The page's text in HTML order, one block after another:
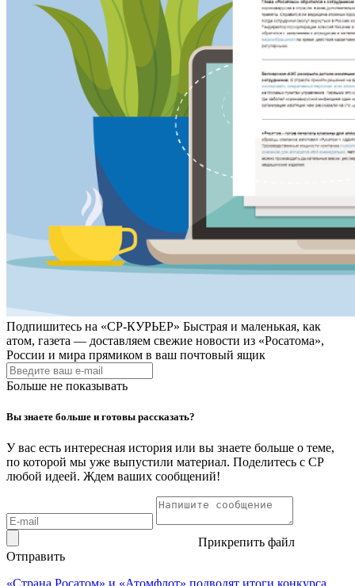
Подпишитесь на «СР-КУРЬЕР» Быстрая и маленькая, как
атом, газета — доставляем свежие новости из «Росатома»,
России и мира прямиком в ваш почтовый ящик
Больше не показывать
Вы знаете больше и готовы рассказать?
У вас есть интересная история или вы знаете больше о теме,
по которой мы уже выпустили материал. Поделитесь с СР
любой идеей. Ждем ваших сообщений!
Прикрепить файл
Отправить